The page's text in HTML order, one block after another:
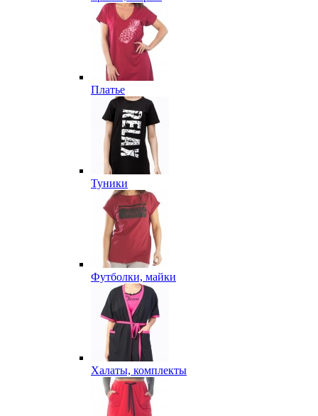
Платье
Туники
Футболки, майки
Халаты, комплекты